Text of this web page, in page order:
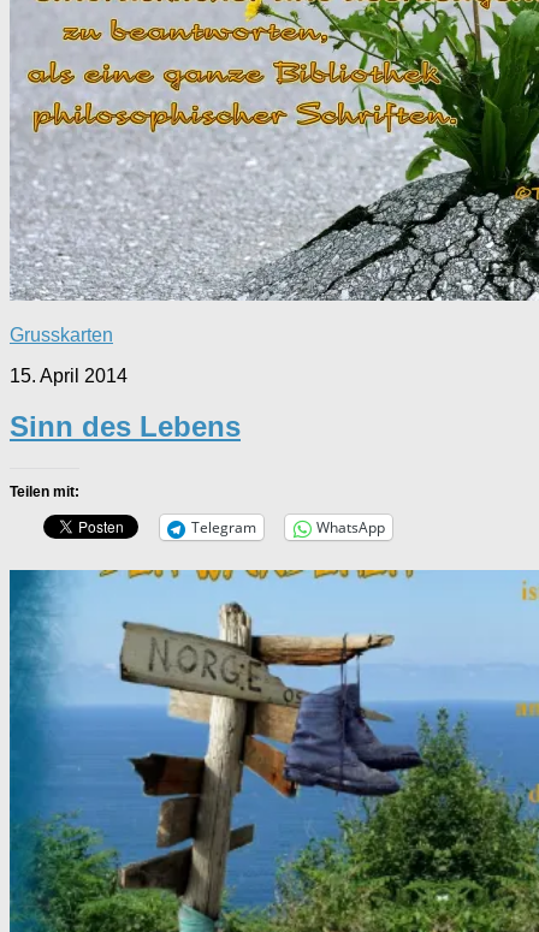
Grusskarten
15. April 2014
Sinn des Lebens
Teilen mit:
Telegram WhatsApp